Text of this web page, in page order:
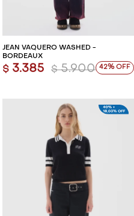
JEAN VAQUERO WASHED -
BORDEAUX
$ 3.385 $ 5.900 42
VESTIDOS Y MONOS
CAMISAS Y BLUSAS
VESTIDOS Y MONOS
CAMISAS Y BLUSAS